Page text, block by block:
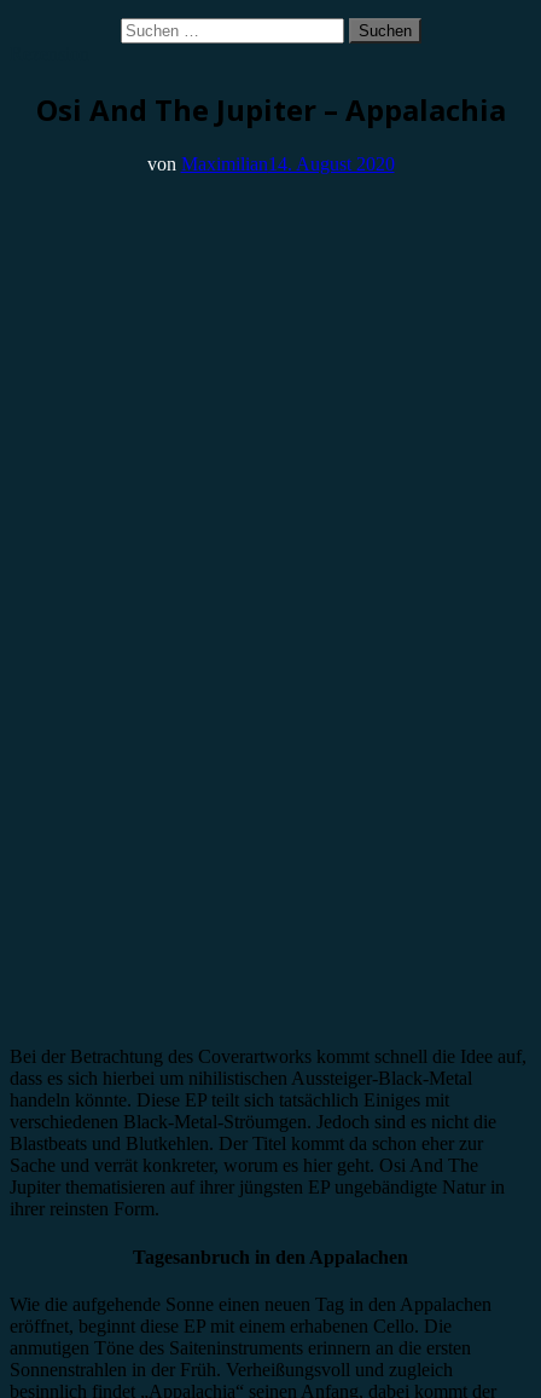
Suchen
nach:
Osi And The Jupiter – Appalachia
von Maximilian14. August 2020
Bei der Betrachtung des Coverartworks kommt schnell die Idee auf,
dass es sich hierbei um nihilistischen Aussteiger-Black-Metal
handeln könnte. Diese EP teilt sich tatsächlich Einiges mit
verschiedenen Black-Metal-Ströumgen. Jedoch sind es nicht die
Blastbeats und Blutkehlen. Der Titel kommt da schon eher zur
Sache und verrät konkreter, worum es hier geht. Osi And The
Jupiter thematisieren auf ihrer jüngsten EP ungebändigte Natur in
ihrer reinsten Form.
Tagesanbruch in den Appalachen
Wie die aufgehende Sonne einen neuen Tag in den Appalachen
eröffnet, beginnt diese EP mit einem erhabenen Cello. Die
anmutigen Töne des Saiteninstruments erinnern an die ersten
Sonnenstrahlen in der Früh. Verheißungsvoll und zugleich
besinnlich findet „Appalachia“ seinen Anfang, dabei kommt der